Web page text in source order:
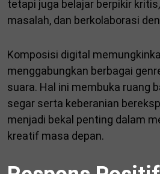
tetapi juga belajar berpikir
masalah, dan berkolaborasi
Komposisi digital
menggabungkan berbagai
suara. Hal ini membuka ruang
segar serta keberanian
menjadi bekal penting dalam
kreatif masa depan.